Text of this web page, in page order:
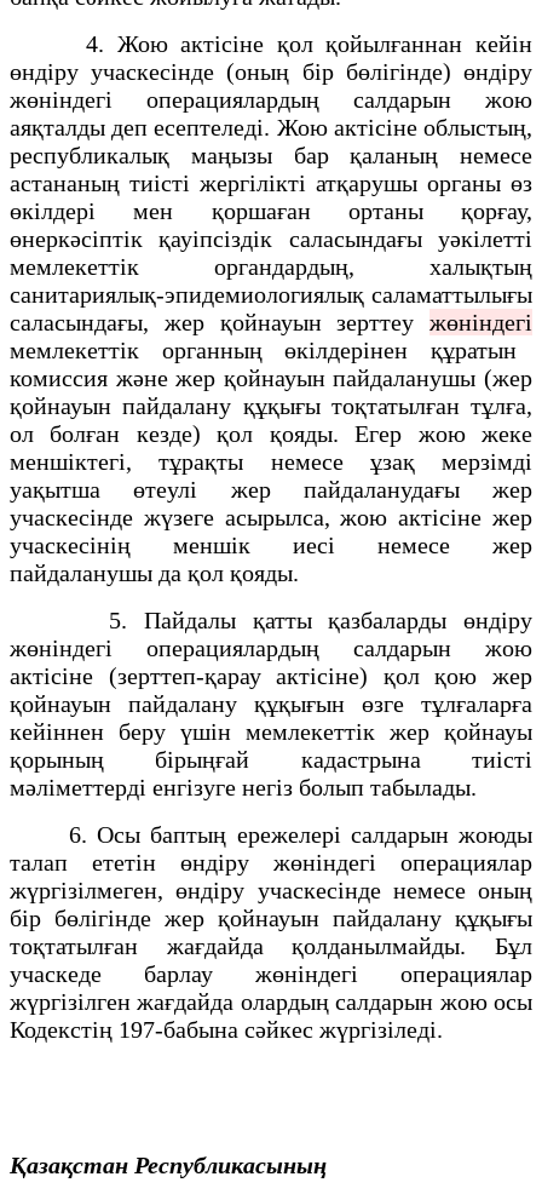
4. Жою актісіне қол қойылғаннан кейін
өндіру учаскесінде (оның бір бөлігінде) өндіру
жөніндегі операциялардың салдарын жою
аяқталды деп есептеледі. Жою актісіне облыстың,
республикалық маңызы бар қаланың немесе
астананың тиісті жергілікті атқарушы органы өз
өкілдері мен қоршаған ортаны қорғау,
өнеркәсіптік қауіпсіздік саласындағы уәкілетті
мемлекеттік органдардың, халықтың
санитариялық-эпидемиологиялық саламаттылығы
саласындағы, жер қойнауын зерттеу жөніндегі
мемлекеттік органның өкілдерінен құратын
комиссия және жер қойнауын пайдаланушы (жер
қойнауын пайдалану құқығы тоқтатылған тұлға,
ол болған кезде) қол қояды. Егер жою жеке
меншіктегі, тұрақты немесе ұзақ мерзімді
уақытша өтеулі жер пайдаланудағы жер
учаскесінде жүзеге асырылса, жою актісіне жер
учаскесінің меншік иесі немесе жер
пайдаланушы да қол қояды.
5. Пайдалы қатты қазбаларды өндіру
жөніндегі операциялардың салдарын жою
актісіне (зерттеп-қарау актісіне) қол қою жер
қойнауын пайдалану құқығын өзге тұлғаларға
кейіннен беру үшін мемлекеттік жер қойнауы
қорының бірыңғай кадастрына тиісті
мәліметтерді енгізуге негіз болып табылады.
6. Осы баптың ережелері салдарын жоюды
талап ететін өндіру жөніндегі операциялар
жүргізілмеген, өндіру учаскесінде немесе оның
бір бөлігінде жер қойнауын пайдалану құқығы
тоқтатылған жағдайда қолданылмайды. Бұл
учаскеде барлау жөніндегі операциялар
жүргізілген жағдайда олардың салдарын жою осы
Кодекстің 197-бабына сәйкес жүргізіледі.
Қазақстан Республикасының